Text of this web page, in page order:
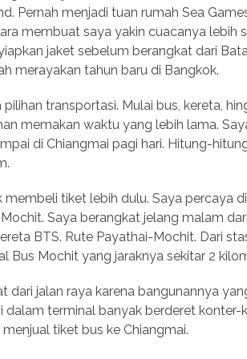
Pernah menjadi tuan rumah Sea
membuat saya yakin cuacanya lebih
jaket sebelum berangkat dari
merayakan tahun baru di Bangkok.
transportasi. Mulai bus, kereta,
memakan waktu yang lebih lama.
di Chiangmai pagi hari. Hitung-
tiket lebih dulu. Saya percaya
Saya berangkat jelang malam
BTS. Rute Payathai-Mochit. Dari
Bus Mochit yang jaraknya sekitar 2
dari jalan raya karena bangunannya
dalam terminal banyak berderet konter-
tiket bus ke Chiangmai.